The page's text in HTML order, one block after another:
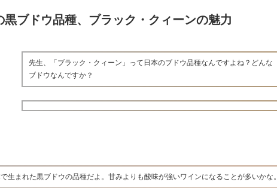
黒ブドウ品種、ブラック・クィーンの魅力
先生、「ブラック・クィーン」って日本のブドウ品種なんですよね？どんな
ブドウなんですか？
生まれた黒ブドウの品種だよ。甘みよりも酸味が強いワインになることが多いかな。